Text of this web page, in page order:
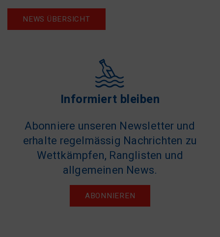
NEWS ÜBERSICHT
Informiert bleiben
Abonniere unseren Newsletter und
erhalte regelmässig Nachrichten zu
Wettkämpfen, Ranglisten und
allgemeinen News.
ABONNIEREN